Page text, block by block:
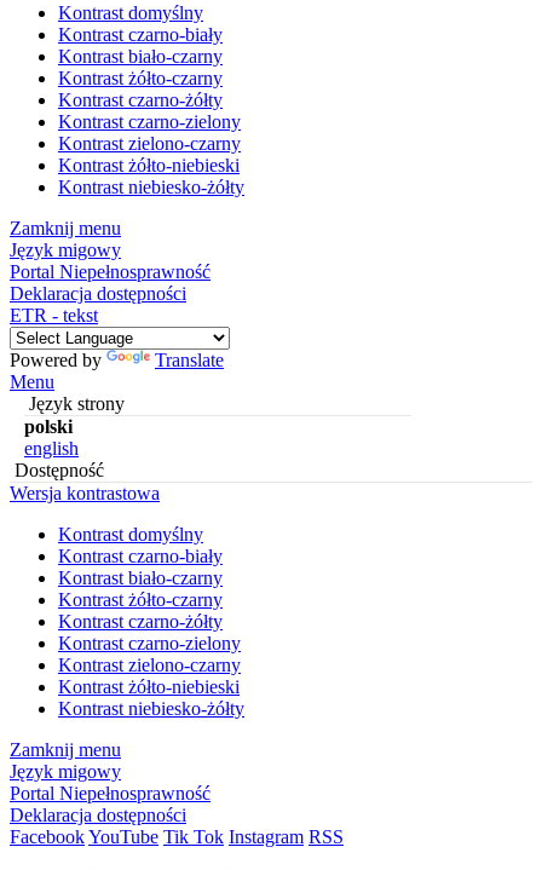
Kontrast domyślny
Kontrast czarno-biały
Kontrast biało-czarny
Kontrast żółto-czarny
Kontrast czarno-żółty
Kontrast czarno-zielony
Kontrast zielono-czarny
Kontrast żółto-niebieski
Kontrast niebiesko-żółty
Zamknij menu
Język migowy
Portal Niepełnosprawność
Deklaracja dostępności
ETR - tekst
Powered by
Translate
Menu
Język strony
polski
english
Dostępność
Wersja kontrastowa
Kontrast domyślny
Kontrast czarno-biały
Kontrast biało-czarny
Kontrast żółto-czarny
Kontrast czarno-żółty
Kontrast czarno-zielony
Kontrast zielono-czarny
Kontrast żółto-niebieski
Kontrast niebiesko-żółty
Zamknij menu
Język migowy
Portal Niepełnosprawność
Deklaracja dostępności
FacebookYouTube Tik Tok Instagram RSS